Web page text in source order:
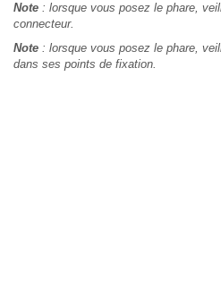
Note : lorsque vous posez le phare,
connecteur.
Note : lorsque vous posez le phare,
dans ses points de fixation.